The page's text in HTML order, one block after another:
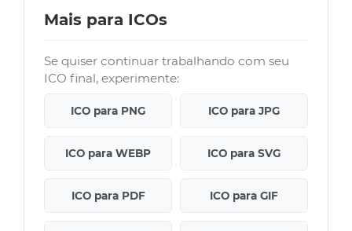
Mais para ICOs
Se quiser continuar trabalhando com seu
ICO final, experimente:
ICO para PNG ICO para JPG
ICO para WEBP ICO para SVG
ICO para PDF ICO para GIF